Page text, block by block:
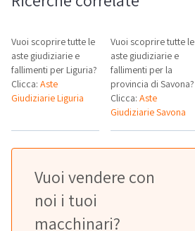
Vuoi scoprire tutte le
aste giudiziarie e
fallimenti per Liguria?
Clicca: Aste
Giudiziarie Liguria
Vuoi scoprire tutte le
aste giudiziarie e
fallimenti per la
provincia di Savona?
Clicca:Aste
Giudiziarie Savona
Vuoi vendere con
noi i tuoi
macchinari?